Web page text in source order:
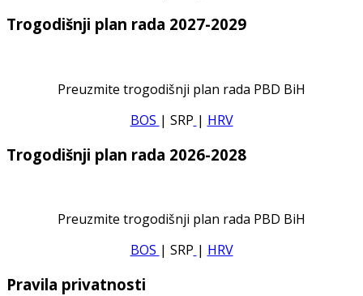
Trogodišnji plan rada 2027-2029
Preuzmite trogodišnji plan rada PBD BiH
BOS | SRP | HRV
Trogodišnji plan rada 2026-2028
Preuzmite trogodišnji plan rada PBD BiH
BOS | SRP | HRV
Pravila privatnosti